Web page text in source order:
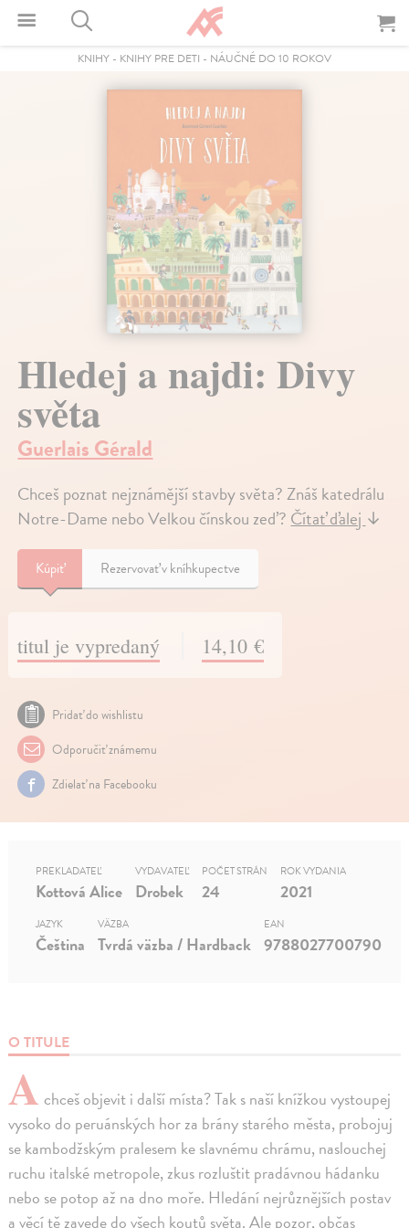
KNIHY - KNIHY PRE DETI - NÁUČNÉ DO 10 ROKOV
Hledej a najdi: Divy
světa
Guerlais Gérald
Chceš poznat nejznámější stavby světa? Znáš katedrálu
Notre-Dame nebo Velkou čínskou zeď?Čítať ďalej↓
Kúpiť Rezervovať v kníhkupectve
titul je vypredaný 14,10 €
Pridať do wishlistu
Odporučiť známemu
Zdielať na Facebooku
O TITULE
A chceš objevit i další místa? Tak s naší knížkou vystoupej
vysoko do peruánských hor za brány starého města, probojuj
se kambodžským pralesem ke slavnému chrámu, naslouchej
ruchu italské metropole, zkus rozluštit pradávnou hádanku
nebo se potop až na dno moře. Hledání nejrůznějších postav
a věcí tě zavede do všech koutů světa. Ale pozor, občas
PREKLADATEĽ
Kottová Alice
VYDAVATEĽ
Drobek
POČET STRÁN
24
ROK VYDANIA
2021
JAZYK
Čeština
VÄZBA
Tvrdá väzba / Hardback
EAN
9788027700790